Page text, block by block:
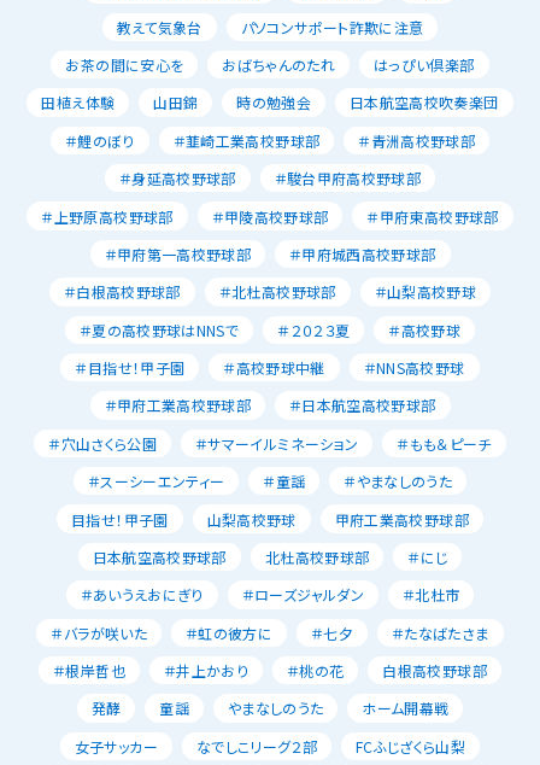
教えて気象台
パソコンサポート詐欺に注意
お茶の間に安心を
おばちゃんのたれ
はっぴい倶楽部
田植え体験
山田錦 時の勉強会
日本航空高校吹奏楽団
＃鯉のぼり
＃韮崎工業高校野球部
＃青洲高校野球部
＃身延高校野球部
＃駿台甲府高校野球部
＃上野原高校野球部
＃甲陵高校野球部
＃甲府東高校野球部
＃甲府第一高校野球部
＃甲府城西高校野球部
＃白根高校野球部
＃北杜高校野球部
＃山梨高校野球
＃夏の高校野球はNNSで
＃２０２３夏
＃高校野球
＃目指せ！甲子園
＃高校野球中継
＃NNS高校野球
＃甲府工業高校野球部
＃日本航空高校野球部
＃穴山さくら公園
＃サマーイルミネーション
＃もも＆ピーチ
＃スーシーエンティー
＃童謡
＃やまなしのうた
目指せ！甲子園
山梨高校野球
甲府工業高校野球部
日本航空高校野球部
北杜高校野球部
＃にじ
＃あいうえおにぎり
＃ローズジャルダン
＃北杜市
＃バラが咲いた
＃虹の彼方に ＃七夕
＃たなばたさま
＃根岸哲也
＃井上かおり ＃桃の花
白根高校野球部
発酵
童謡 やまなしのうた
ホーム開幕戦
女子サッカー
なでしこリーグ２部
FCふじざくら山梨